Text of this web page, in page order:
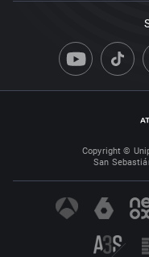
Copyright ©
San